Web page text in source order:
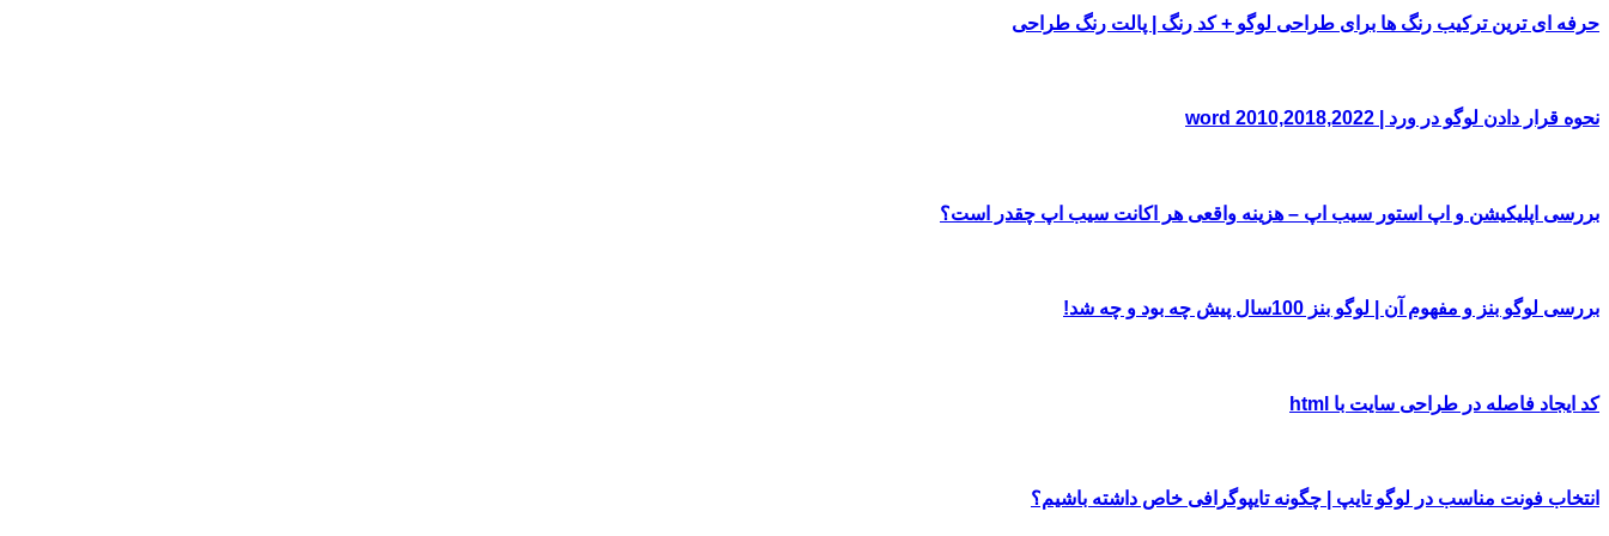
حرفه ای ترین ترکیب رنگ ها برای طراحی لوگو + کد رنگ | پالت رنگ طراحی
نحوه قرار دادن لوگو در ورد | word 2010,2018,2022
بررسی اپلیکیشن و اپ استور سیب اپ – هزینه واقعی هر اکانت سیب اپ چقدر است؟
بررسی لوگو بنز و مفهوم آن | لوگو بنز 100سال پیش چه بود و چه شد!
کد ایجاد فاصله در طراحی سایت با html
انتخاب فونت مناسب در لوگو تایپ | چگونه تایپوگرافی خاص داشته باشیم؟